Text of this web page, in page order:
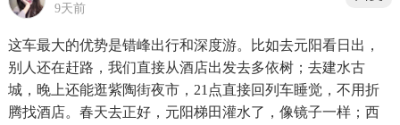
9天前
这车最大的优势是错峰出行和深度游。比如去元阳看日出，
别人还在赶路，我们直接从酒店出发去多依树；去建水古
城，晚上还能逛紫陶街夜市，21点直接回列车睡觉，不用折
腾找酒店。春天去正好，元阳梯田灌水了，像镜子一样；西